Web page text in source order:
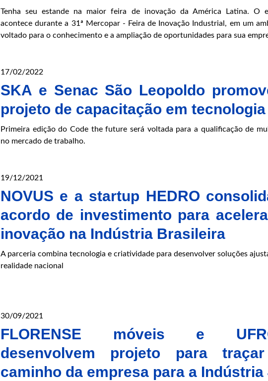
Tenha seu estande na maior feira de inovação da América Latina. O
acontece durante a 31ª Mercopar - Feira de Inovação Industrial, em um
voltado para o conhecimento e a ampliação de oportunidades para sua
17/02/2022
SKA e Senac São Leopoldo
projeto de capacitação em tecnologia
Primeira edição do Code the future será voltada para a qualificação de
no mercado de trabalho.
19/12/2021
NOVUS e a startup HEDRO
acordo de investimento para
inovação na Indústria Brasileira
A parceria combina tecnologia e criatividade para desenvolver soluções
realidade nacional
30/09/2021
FLORENSE móveis e
desenvolvem projeto para
caminho da empresa para a Indústria